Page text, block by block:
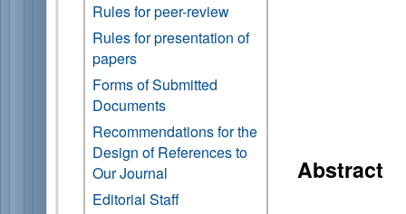
Rules for peer-review
Rules for presentation of
papers
Forms of Submitted
Documents
Recommendations for the
Design of References to
Our Journal
Editorial Staff
Abstract